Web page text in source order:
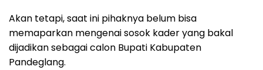
Akan tetapi, saat ini pihaknya belum bisa
memaparkan mengenai sosok kader yang bakal
dijadikan sebagai calon Bupati Kabupaten
Pandeglang.